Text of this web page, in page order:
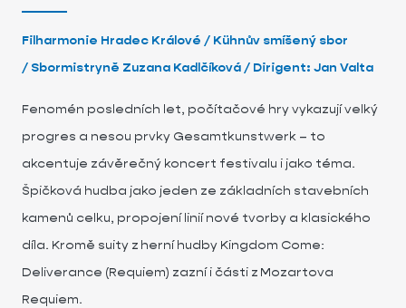
Filharmonie Hradec Králové / Kühnův smíšený sbor
/ Sbormistryně Zuzana Kadlčíková / Dirigent: Jan Valta
Fenomén posledních let, počítačové hry vykazují velký
progres a nesou prvky Gesamtkunstwerk – to
akcentuje závěrečný koncert festivalu i jako téma.
Špičková hudba jako jeden ze základních stavebních
kamenů celku, propojení linií nové tvorby a klasického
díla. Kromě suity z herní hudby Kingdom Come:
Deliverance (Requiem) zazní i části z Mozartova
Requiem.